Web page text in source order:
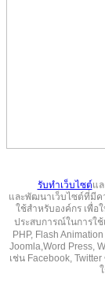
รับทำเว็บไซต์แล
และพัฒนาเว็บไซต์ที่มีค
ใช้สำหรับองค์กร เพื่
ประสบการณ์ในการใ
PHP, Flash
Joomla,Word Press,
เช่น Facebook,